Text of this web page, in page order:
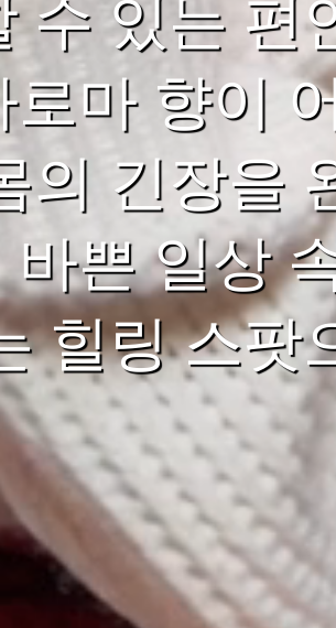
수 있는 편
마 향이
의 긴장을
쁜 일상
힐링 스팟